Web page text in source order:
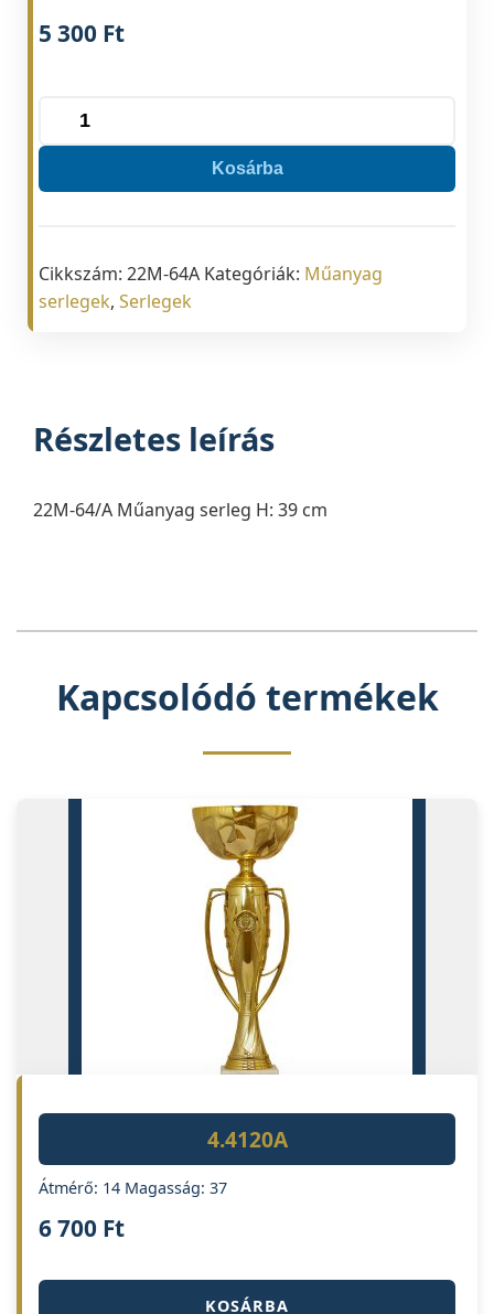
5 300 Ft
22M-
64A
Kosárba
Cikkszám: 22M-64A Kategóriák: Műanyag
serlegek, Serlegek
Részletes leírás
22M-64/A Műanyag serleg H: 39 cm
Kapcsolódó termékek
4.4120A
Átmérő: 14 Magasság: 37
6 700 Ft
KOSÁRBA